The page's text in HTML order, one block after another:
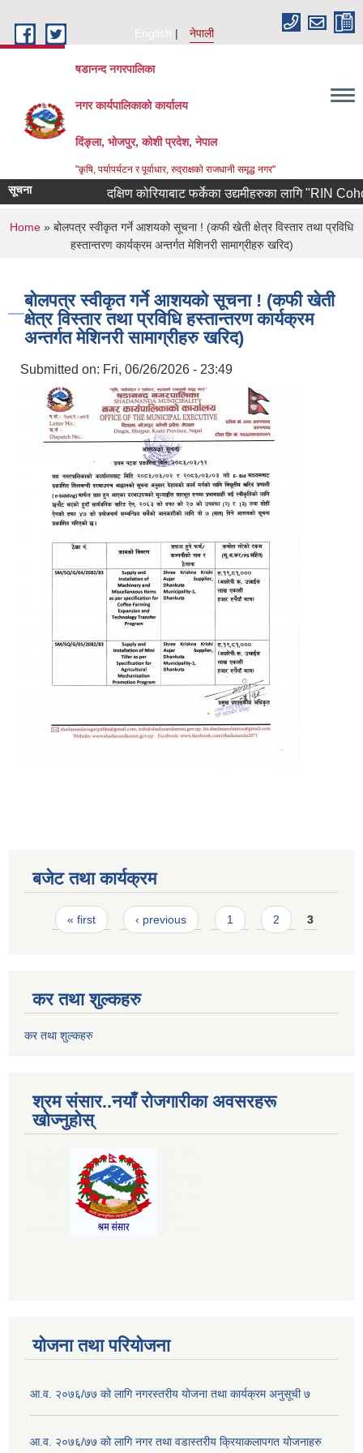
English
नेपाली
षडानन्द नगरपालिका
नगर कार्यपालिकाको कार्यालय
दिंङ्ला, भोजपुर, कोशी प्रदेश, नेपाल
"कृषि, पर्यापर्यटन र पूर्वाधार, रुद्राक्षको राजधानी समृद्ध नगर"
सूचना दक्षिण कोरियाबाट फर्केका उद्यमीहरुका लागि "RIN
You are here
Home » बोलपत्र स्वीकृत गर्ने आशयको सूचना ! (कफी खेती क्षेत्र विस्तार तथा प्रविधि
हस्तान्तरण कार्यक्रम अन्तर्गत मेशिनरी सामाग्रीहरु खरिद)
बोलपत्र स्वीकृत गर्ने आशयको सूचना ! (कफी खेती
क्षेत्र विस्तार तथा प्रविधि हस्तान्तरण कार्यक्रम
अन्तर्गत मेशिनरी सामाग्रीहरु खरिद)
Submitted on: Fri, 06/26/2026 - 23:49
बजेट तथा कार्यक्रम
Pages
« first ‹ previous 1 2 3
कर तथा शुल्कहरु
कर तथा शुल्कहरु
श्रम संसार..नयाँ रोजगारीका अवसरहरू
खोज्नुहोस्
योजना तथा परियोजना
आ.व. २०७६/७७ को लागि नगरस्तरीय योजना तथा कार्यक्रम अनुसूची ७
आ.व. २०७६/७७ को लागि नगर तथा वडास्तरीय क्रियाकलापगत योजनाहरु